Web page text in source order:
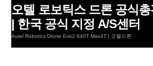
Skip
content
오텔 로보틱스 드론 공식
| 한국 공식 지정 A/S센터
Autel Robotics Drone Evo2 640T Max4T | 오텔드론